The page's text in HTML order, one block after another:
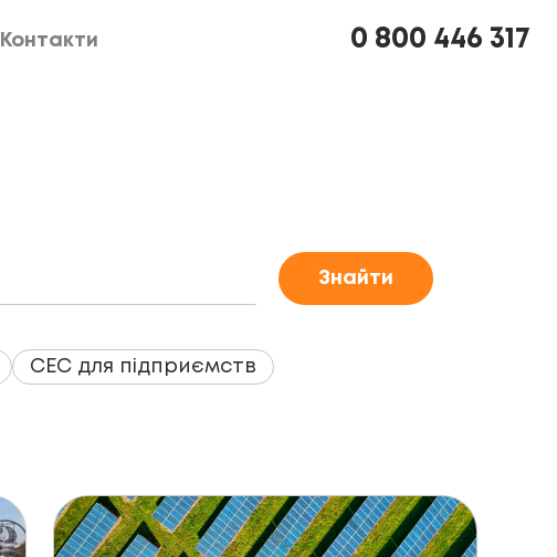
Контакти
0 800 446 317
Знайти
СЕС для пiдприємств